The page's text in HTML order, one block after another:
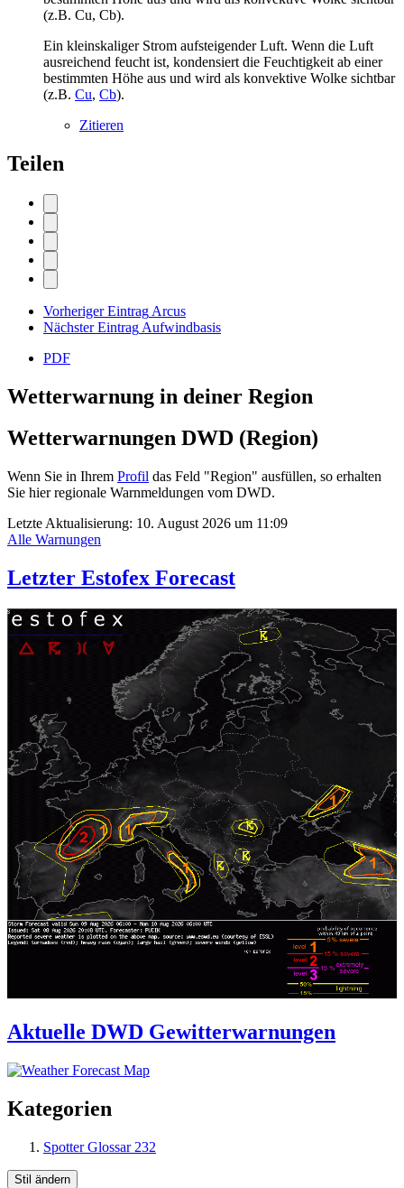
(z.B. Cu, Cb).
Ein kleinskaliger Strom aufsteigender Luft. Wenn die Luft
ausreichend feucht ist, kondensiert die Feuchtigkeit ab einer
bestimmten Höhe aus und wird als konvektive Wolke sichtbar
(z.B. Cu, Cb).
Zitieren
Teilen
Vorheriger Eintrag Arcus
Nächster Eintrag Aufwindbasis
PDF
Wetterwarnung in deiner Region
Wetterwarnungen DWD (Region)
Wenn Sie in Ihrem Profil das Feld "Region" ausfüllen, so erhalten
Sie hier regionale Warnmeldungen vom DWD.
Letzte Aktualisierung: 10. August 2026 um 11:09
Alle Warnungen
Letzter Estofex Forecast
Aktuelle DWD Gewitterwarnungen
Kategorien
Spotter Glossar 232
Stil ändern